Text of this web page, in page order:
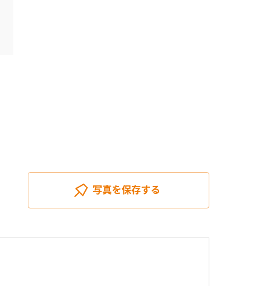
写真を保存する